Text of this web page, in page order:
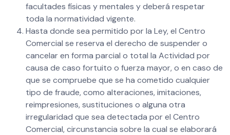
facultades físicas y mentales y deberá respetar
toda la normatividad vigente.
Hasta donde sea permitido por la Ley, el Centro
Comercial se reserva el derecho de suspender o
cancelar en forma parcial o total la Actividad por
causa de caso fortuito o fuerza mayor, o en caso de
que se compruebe que se ha cometido cualquier
tipo de fraude, como alteraciones, imitaciones,
reimpresiones, sustituciones o alguna otra
irregularidad que sea detectada por el Centro
Comercial, circunstancia sobre la cual se elaborará